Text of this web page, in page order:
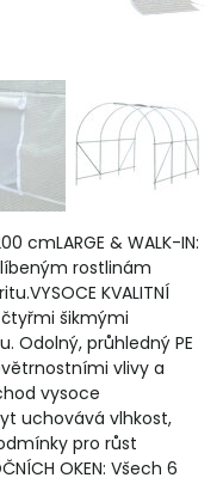
cmLARGE & WALK-IN:
rostlinám
KVALITNÍ
čtyřmi šikmými
Odolný, průhledný PE
vlivy a
vysoce
uchovává vlhkost,
pro růst
OKEN: Všech 6